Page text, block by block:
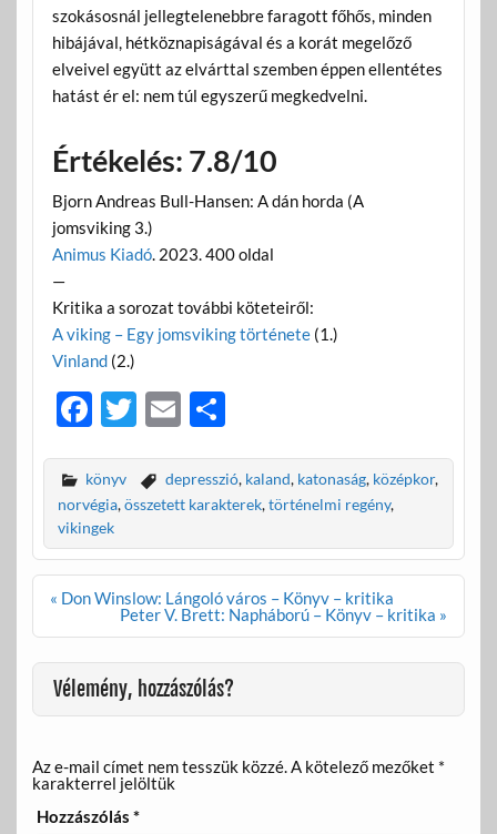
szokásosnál jellegtelenebbre faragott főhős, minden
hibájával, hétköznapiságával és a korát megelőző
elveivel együtt az elvárttal szemben éppen ellentétes
hatást ér el: nem túl egyszerű megkedvelni.
Értékelés: 7.8/10
Bjorn Andreas Bull-Hansen: A dán horda (A
jomsviking 3.)
Animus Kiadó. 2023. 400 oldal
—
Kritika a sorozat további köteteiről:
A viking – Egy jomsviking története(1.)
Vinland(2.)
F
e
b
o
o
T
itt
er
E
ail
O
za
m
e
g
könyv depresszió, kaland, katonaság, középkor,
norvégia,összetett karakterek,történelmi regény,
vikingek
Bejegyzés
« Don Winslow: Lángoló város – Könyv – kritika
Peter V. Brett: Napháború – Könyv – kritika »
Vélemény, hozzászólás?
Az e-mail címet nem tesszük közzé.A kötelező mezőket *
karakterrel jelöltük
Hozzászólás*